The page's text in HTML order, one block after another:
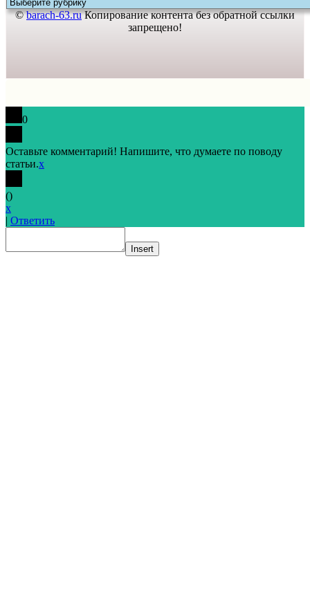
©barach-63.ruКопирование контента без обратной ссылки
запрещено!
0
Оставьте комментарий! Напишите, что думаете по поводу
статьи.x
()
x
| Ответить
Insert